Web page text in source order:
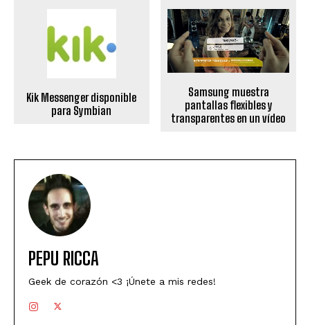
Kik Messenger disponible
para Symbian
Samsung muestra
pantallas flexibles y
transparentes en un vídeo
PEPU RICCA
Geek de corazón <3 ¡Únete a mis redes!